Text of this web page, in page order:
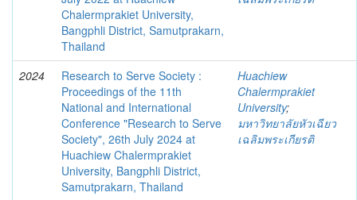
Chalermprakiet University,
Bangphli District, Samutprakarn,
Thailand
2024
Research to Serve Society :
Proceedings of the 11th
National and International
Conference "Research to Serve
Society", 26th July 2024 at
Huachiew Chalermprakiet
University, Bangphli District,
Samutprakarn, Thailand
Huachiew
Chalermprakiet
University;
มหาวิทยาลัยหัวเฉียว
เฉลิมพระเกียรติ